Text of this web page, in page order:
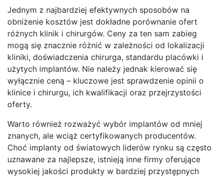
Jednym z najbardziej efektywnych sposobów na
obniżenie kosztów jest dokładne porównanie ofert
różnych klinik i chirurgów. Ceny za ten sam zabieg
mogą się znacznie różnić w zależności od lokalizacji
kliniki, doświadczenia chirurga, standardu placówki i
użytych implantów. Nie należy jednak kierować się
wyłącznie ceną – kluczowe jest sprawdzenie opinii o
klinice i chirurgu, ich kwalifikacji oraz przejrzystości
oferty.
Warto również rozważyć wybór implantów od mniej
znanych, ale wciąż certyfikowanych producentów.
Choć implanty od światowych liderów rynku są często
uznawane za najlepsze, istnieją inne firmy oferujące
wysokiej jakości produkty w bardziej przystępnych